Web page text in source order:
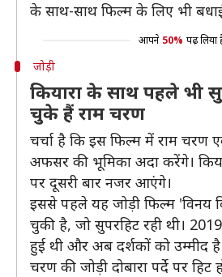
के साथ-साथ फिल्म के लिए भी
आपने 50% पढ़ लिया
जोड़ी
कियारा के साथ पहले भी
चुके हैं राम चरण
चर्चा है कि इस फिल्म में राम चरण
अफसर की भूमिका अदा करेंगे।
पर दूसरी बार नजर आएंगे।
इससे पहले यह जोड़ी फिल्म 'विनय
चुकी है, जो सुपरहिट रही थी।
हुई थी और अब दर्शकों को उम्मीद
चरण की जोड़ी दोबारा पर्दे पर हिट